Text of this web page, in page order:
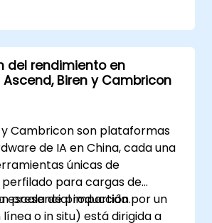
de IA para el control de
procesos de fabricación.
procesos industriales mediante
y gestionar soluciones de IA de
industriales.
del rendimiento en
Biren y Cambricon
y Cambricon son plataformas
de IA en China, cada una
únicas de
para cargas de
escala de producción.
presencial impartida por un
o in situ) está dirigida a